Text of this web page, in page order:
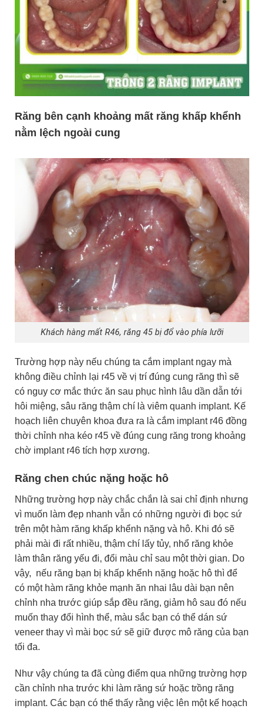
Răng bên cạnh khoảng mất răng khấp khểnh
nằm lệch ngoài cung
Khách hàng mất R46, răng 45 bị đổ vào phía lưỡi
Trường hợp này nếu chúng ta cắm implant ngay mà
không điều chỉnh lại r45 về vị trí đúng cung răng thì sẽ
có nguy cơ mắc thức ăn sau phục hình lâu dần dẫn tới
hôi miệng, sâu răng thậm chí là viêm quanh implant. Kế
hoạch liên chuyên khoa đưa ra là cắm implant r46 đồng
thời chỉnh nha kéo r45 về đúng cung răng trong khoảng
chờ implant r46 tích hợp xương.
Răng chen chúc nặng hoặc hô
Những trường hợp này chắc chắn là sai chỉ định nhưng
vì muốn làm đẹp nhanh vẫn có những người đi bọc sứ
trên một hàm răng khấp khểnh nặng và hô. Khi đó sẽ
phải mài đi rất nhiều, thậm chí lấy tủy, nhổ răng khỏe
làm thân răng yếu đi, đổi màu chỉ sau một thời gian. Do
vậy, nếu răng bạn bị khấp khểnh nặng hoặc hô thì để
có một hàm răng khỏe mạnh ăn nhai lâu dài bạn nên
chỉnh nha trước giúp sắp đều răng, giảm hô sau đó nếu
muốn thay đổi hình thể, màu sắc bạn có thể dán sứ
veneer thay vì mài bọc sứ sẽ giữ được mô răng của bạn
tối đa.
Như vậy chúng ta đã cùng điểm qua những trường hợp
cần chỉnh nha trước khi làm răng sứ hoặc trồng răng
implant. Các bạn có thể thấy rằng việc lên một kế hoạch